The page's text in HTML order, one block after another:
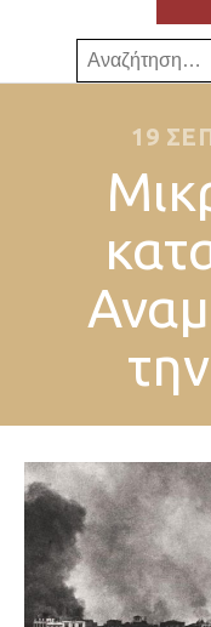
Αναζήτηση
για:
19